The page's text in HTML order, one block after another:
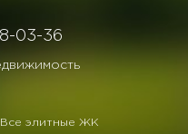
03-36
Все элитные ЖК